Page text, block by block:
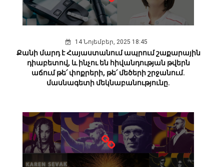
14 Նոյեմբեր, 2025 18:45
Քանի մարդ է Հայաստանում ապրում շաքարային
դիաբետով, և ինչու են հիվանդության թվերն
աճում թե՛ փոքրերի, թե՛ մեծերի շրջանում.
մասնագետի մեկնաբանությունը.